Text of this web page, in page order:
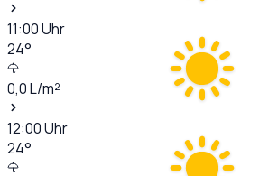
11:00Uhr
24°
0,0L/m²
12:00Uhr
24°